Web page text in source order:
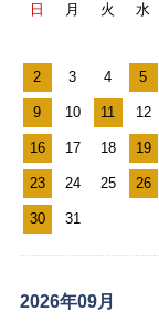
ュ
ル
カ
レ
ン
ダ
ー
日 月 火 水
2 3 4 5
9 10 11 12
16 17 18 19
23 24 25 26
30 31
2026年09月